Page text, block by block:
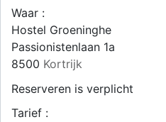
Waar :
Hostel Groeninghe
Passionistenlaan 1a
8500 Kortrijk
Reserveren is verplicht
Tarief :